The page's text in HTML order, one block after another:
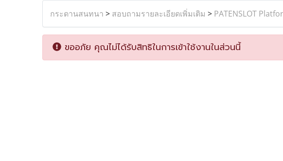
กระดานสนทนา > สอบถามรายละเอียดเพิ่มเติม > PATENSLOT
ขออภัย คุณไม่ได้รับสิทธิในการเข้าใช้งานในส่วนนี้